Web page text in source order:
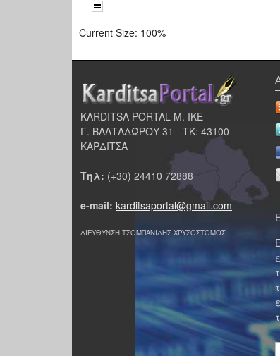
Current Size: 100%
KARDITSA PORTAL Μ. ΙΚΕ
Γ. ΒΑΛΤΑΔΩΡΟΥ 31 - ΤΚ: 43100
ΚΑΡΔΙΤΣΑ
Τηλ: (+30) 24410 72888
e-mail: karditsaportal@gmail.com
ΔΙΕΥΘΥΝΣΗ ΤΣΟΜΠΑΝΙΔΗΣ ΧΡΥΣΟΣΤΟΜΟΣ